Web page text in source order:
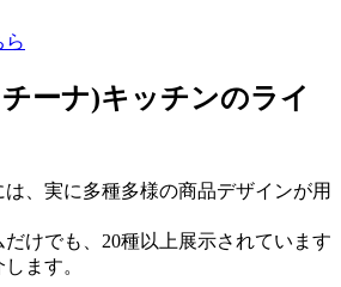
ら
ーナ)キッチンのライ
、実に多種多様の商品デザインが用
けでも、20種以上展示されています
ます。